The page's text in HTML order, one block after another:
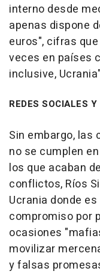
interno desde
apenas dispone
euros", cifras
veces en países
inclusive,
REDES SOCIALES
Sin embargo,
no se cumplen
los que acaban
conflictos, Ríos
Ucrania donde
compromiso por
ocasiones
movilizar
y falsas